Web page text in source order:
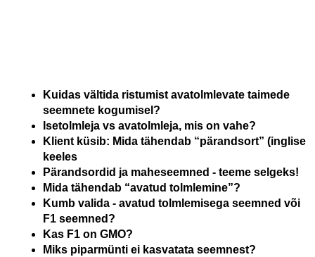
Kuidas vältida ristumist avatolmlevate taimede
seemnete kogumisel?
Isetolmleja vs avatolmleja, mis on vahe?
Klient küsib: Mida tähendab “pärandsort” (inglise
keeles
Pärandsordid ja maheseemned - teeme selgeks!
Mida tähendab “avatud tolmlemine”?
Kumb valida - avatud tolmlemisega seemned või
F1 seemned?
Kas F1 on GMO?
Miks piparmünti ei kasvatata seemnest?